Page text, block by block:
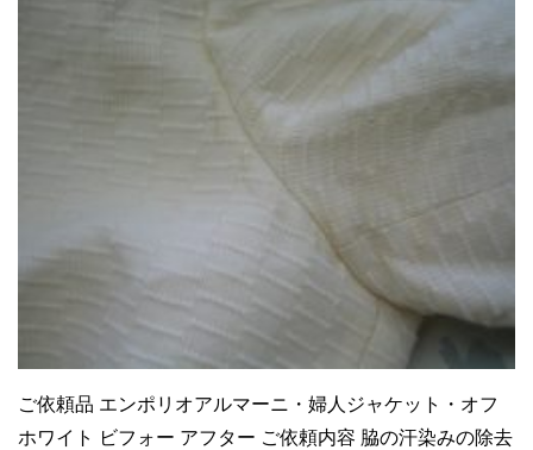
ご依頼品 エンポリオアルマーニ・婦人ジャケット・オフ
ホワイト ビフォー アフター ご依頼内容 脇の汗染みの除去